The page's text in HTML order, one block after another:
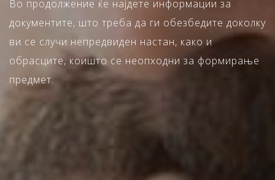
Во продолжение ќе најдете информации за
документите, што треба да ги обезбедите доколку
ви се случи непредвиден настан, како и
обрасците, коишто се неопходни за формирање
предмет.